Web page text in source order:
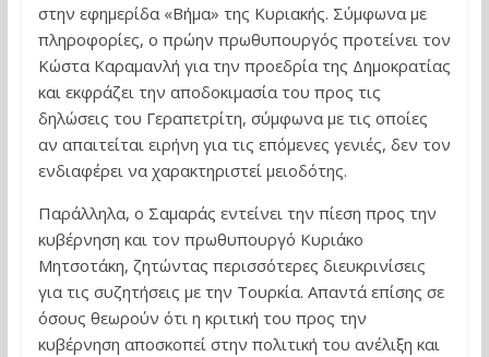
στην εφημερίδα «Βήμα» της Κυριακής. Σύμφωνα με
πληροφορίες, ο πρώην πρωθυπουργός προτείνει τον
Κώστα Καραμανλή για την προεδρία της Δημοκρατίας
και εκφράζει την αποδοκιμασία του προς τις
δηλώσεις του Γεραπετρίτη, σύμφωνα με τις οποίες
αν απαιτείται ειρήνη για τις επόμενες γενιές, δεν τον
ενδιαφέρει να χαρακτηριστεί μειοδότης.
Παράλληλα, ο Σαμαράς εντείνει την πίεση προς την
κυβέρνηση και τον πρωθυπουργό Κυριάκο
Μητσοτάκη, ζητώντας περισσότερες διευκρινίσεις
για τις συζητήσεις με την Τουρκία. Απαντά επίσης σε
όσους θεωρούν ότι η κριτική του προς την
κυβέρνηση αποσκοπεί στην πολιτική του ανέλιξη και